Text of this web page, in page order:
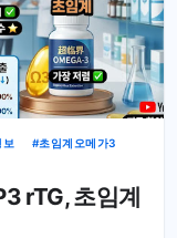
보
초임계오메가3
rTG, 초임계